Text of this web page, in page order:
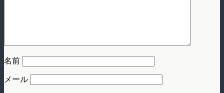
名前
メール